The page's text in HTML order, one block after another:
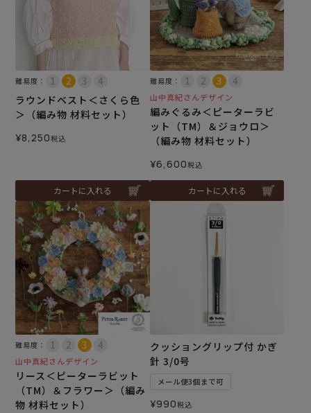
難易度：
ラウンドベスト＜さくら色
＞（編み物 材料セット）
¥8,250税込
カートに入れる
難易度：
山中真紀さんデザイン
編みぐるみ＜ピーターラビ
ット（TM）＆ジョウロ＞
（編み物 材料セット）
¥6,600税込
カートに入れる
難易度：
山中真紀さんデザイン
リース＜ピーターラビット
（TM）＆フラワー＞（編み
物 材料セット）
クッショングリップ付 かぎ
針 3/0号
メール便3個まで可
¥990税込